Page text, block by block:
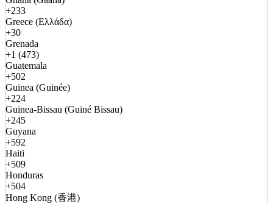
+233
Greece (Ελλάδα)
+30
Grenada
+1 (473)
Guatemala
+502
Guinea (Guinée)
+224
Guinea-Bissau (Guiné Bissau)
+245
Guyana
+592
Haiti
+509
Honduras
+504
Hong Kong (香港)